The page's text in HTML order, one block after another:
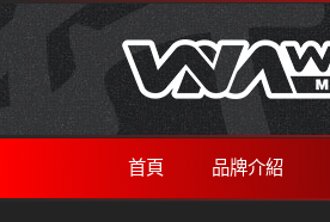
首頁 品牌介紹